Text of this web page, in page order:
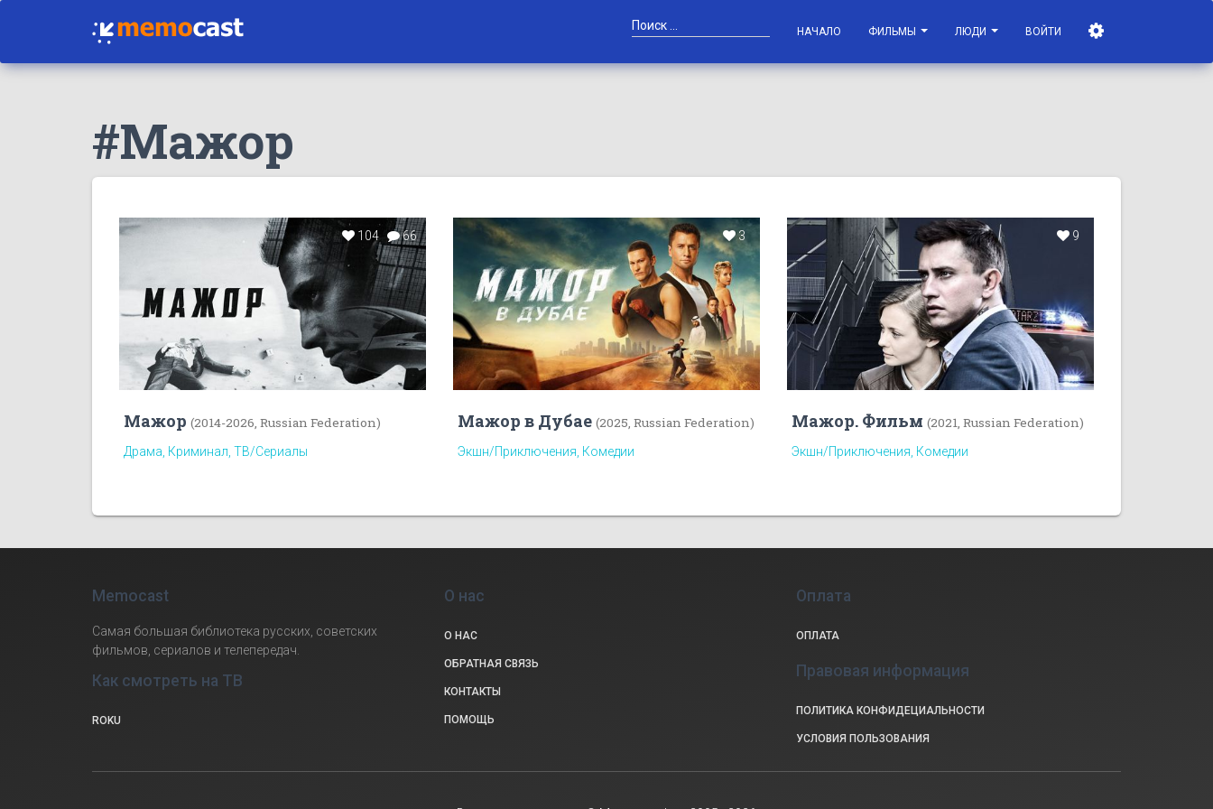
НАЧАЛО ФИЛЬМЫ ЛЮДИ ВОЙТИ
#Мажор
104 66
Мажор (2014-2026, Russian Federation)
Драма, Криминал, ТВ/Сериалы
3
Мажор в Дубае (2025, Russian Federation)
Экшн/Приключения, Комедии
9
Мажор. Фильм (2021, Russian Federation)
Экшн/Приключения, Комедии
Memocast
Самая большая библиотека русских, советских
фильмов, сериалов и телепередач.
Как смотреть на ТВ
ROKU
О нас
О НАС
ОБРАТНАЯ СВЯЗЬ
КОНТАКТЫ
ПОМОЩЬ
Оплата
ОПЛАТА
Правовая информация
ПОЛИТИКА КОНФИДЕЦИАЛЬНОСТИ
УСЛОВИЯ ПОЛЬЗОВАНИЯ